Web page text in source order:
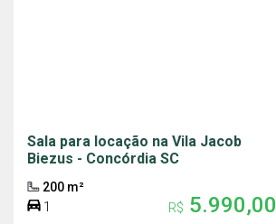
Sala para locação na Vila Jacob
Biezus - Concórdia SC
200 m²
1
R$ 5.990,00